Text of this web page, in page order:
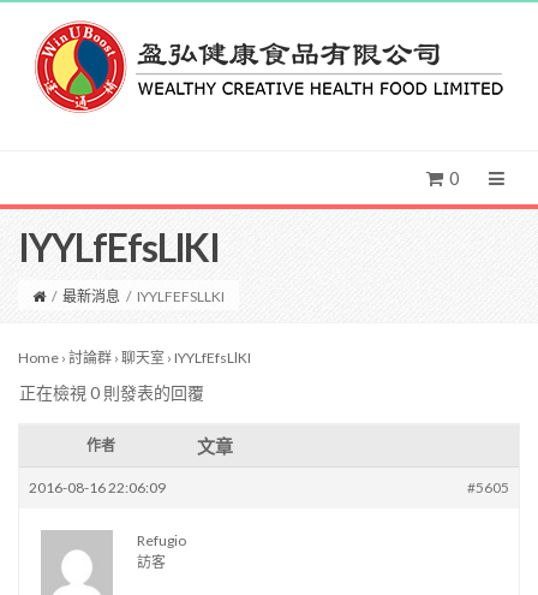
0
IYYLfEfsLlKI
/ 最新消息 / IYYLFEFSLLKI
Home › 討論群 › 聊天室 › IYYLfEfsLlKI
正在檢視 0 則發表的回覆
作者 文章
2016-08-16 22:06:09 #5605
Refugio
訪客